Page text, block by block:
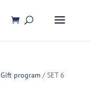
Gift program/ SET 6